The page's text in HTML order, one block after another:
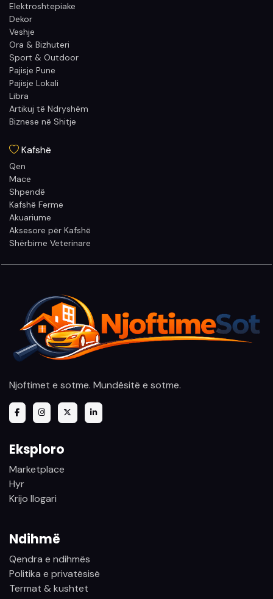
Elektroshtepiake
Dekor
Veshje
Ora & Bizhuteri
Sport & Outdoor
Pajisje Pune
Pajisje Lokali
Libra
Artikuj të Ndryshëm
Biznese në Shitje
Kafshë
Qen
Mace
Shpendë
Kafshë Ferme
Akuariume
Aksesore për Kafshë
Shërbime Veterinare
Njoftimet e sotme. Mundësitë e sotme.
Eksploro
Marketplace
Hyr
Krijo llogari
Ndihmë
Qendra e ndihmës
Politika e privatësisë
Termat & kushtet